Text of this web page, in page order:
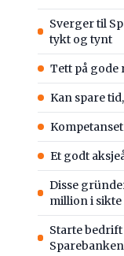
Sverger til
tykt og tynt
Tett på gode
Kan spare
Et godt
Disse
million i sikte
Starte